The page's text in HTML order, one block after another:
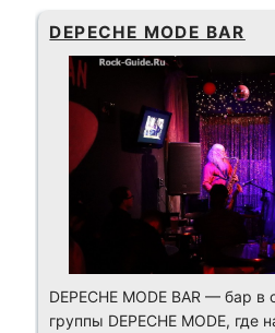
DEPECHE MODE BAR
DEPECHE MODE BAR — бар в
группы DEPECHE MODE, где